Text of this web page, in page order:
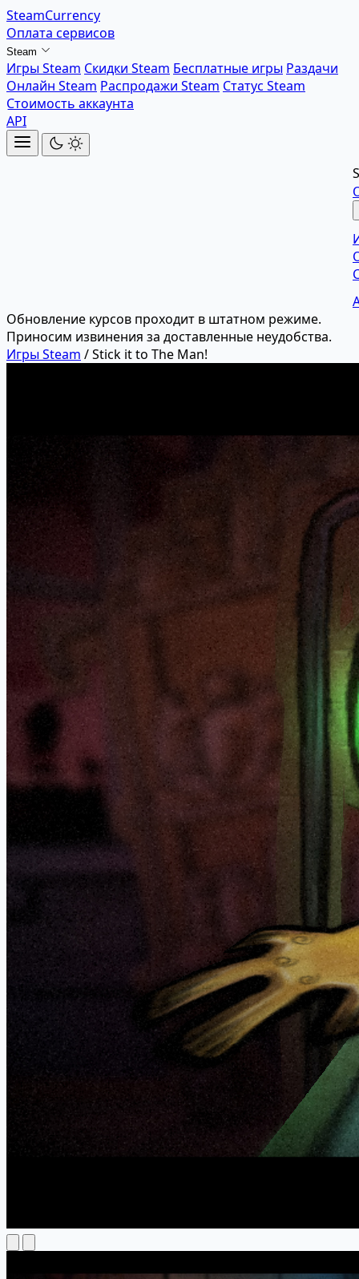
SteamCurrency
Оплата сервисов
Steam
Игры Steam Скидки Steam Бесплатные игры Раздачи
Онлайн Steam Распродажи Steam Статус Steam
Стоимость аккаунта
API
Обновление курсов проходит в штатном режиме.
Приносим извинения за доставленные неудобства.
Игры Steam /Stick it to The Man!